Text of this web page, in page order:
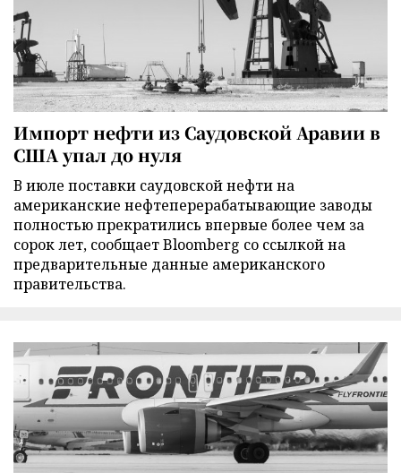
Импорт нефти из Саудовской Аравии в
США упал до нуля
В июле поставки саудовской нефти на
американские нефтеперерабатывающие заводы
полностью прекратились впервые более чем за
сорок лет, сообщает Bloomberg со ссылкой на
предварительные данные американского
правительства.